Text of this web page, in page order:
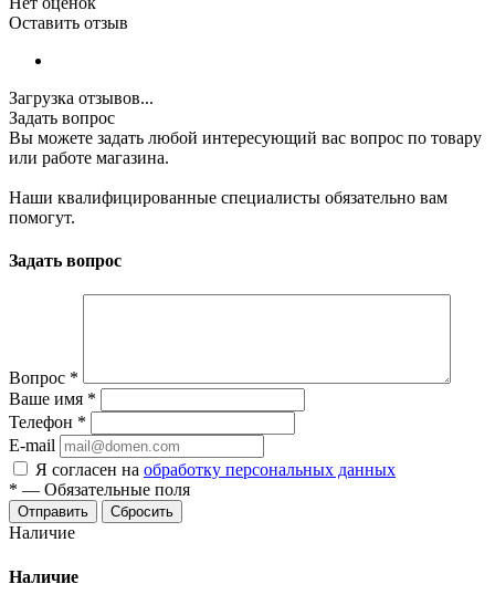
Оставить отзыв
Загрузка отзывов...
Задать вопрос
Вы можете задать любой интересующий вас вопрос по товару
или работе магазина.
Наши квалифицированные специалисты обязательно вам
помогут.
Задать вопрос
Вопрос *
Ваше имя *
Телефон *
E-mail
Я согласен на обработку персональных данных
* — Обязательные поля
Отправить Сбросить
Наличие
Наличие